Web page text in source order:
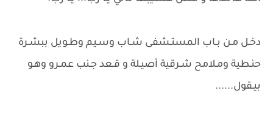
دخـل مـن بـاب المستـشفى شـاب وسـيم وطـويل ببشـرة
حنـطية ومـلامح شـرقية أصيـلة و قـعد جـنب عمـرو وهـو
بيـقول......